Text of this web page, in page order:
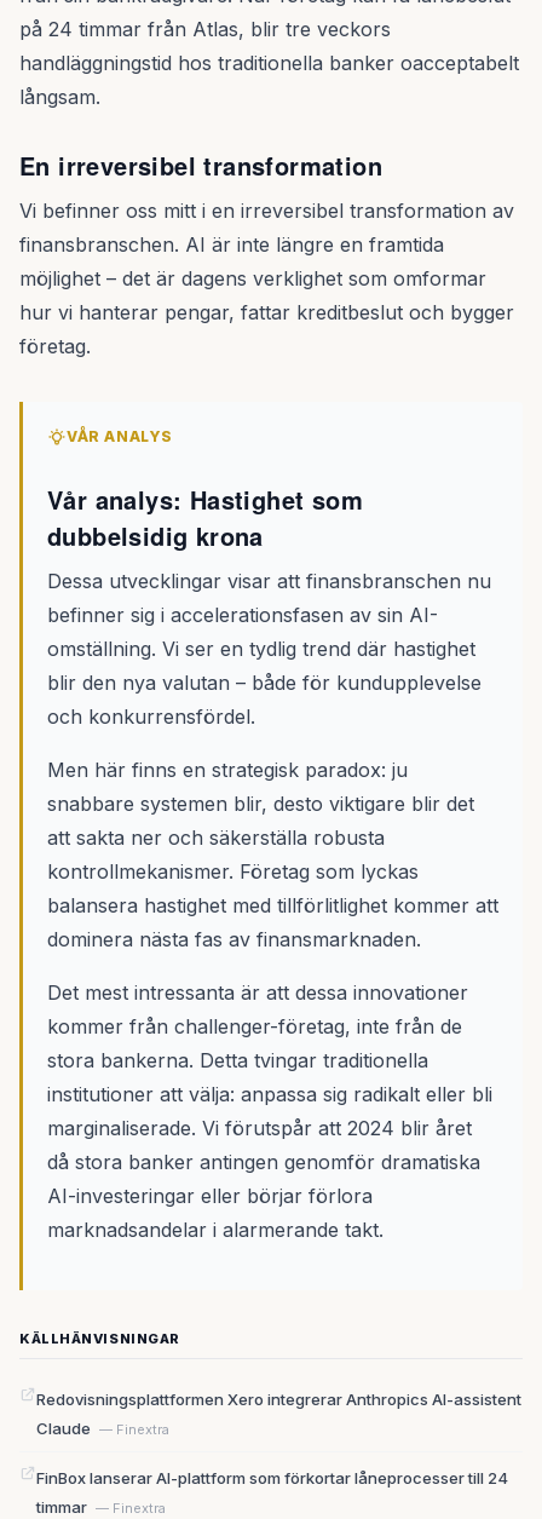
på 24 timmar från Atlas, blir tre veckors
handläggningstid hos traditionella banker oacceptabelt
långsam.
En irreversibel transformation
Vi befinner oss mitt i en irreversibel transformation av
finansbranschen. AI är inte längre en framtida
möjlighet – det är dagens verklighet som omformar
hur vi hanterar pengar, fattar kreditbeslut och bygger
företag.
VÅR ANALYS
Vår analys: Hastighet som
dubbelsidig krona
Dessa utvecklingar visar att finansbranschen nu
befinner sig i accelerationsfasen av sin AI-
omställning. Vi ser en tydlig trend där hastighet
blir den nya valutan – både för kundupplevelse
och konkurrensfördel.
Men här finns en strategisk paradox: ju
snabbare systemen blir, desto viktigare blir det
att sakta ner och säkerställa robusta
kontrollmekanismer. Företag som lyckas
balansera hastighet med tillförlitlighet kommer att
dominera nästa fas av finansmarknaden.
Det mest intressanta är att dessa innovationer
kommer från challenger-företag, inte från de
stora bankerna. Detta tvingar traditionella
institutioner att välja: anpassa sig radikalt eller bli
marginaliserade. Vi förutspår att 2024 blir året
då stora banker antingen genomför dramatiska
AI-investeringar eller börjar förlora
marknadsandelar i alarmerande takt.
KÄLLHÄNVISNINGAR
Redovisningsplattformen Xero integrerar Anthropics AI-assistent
Claude — Finextra
FinBox lanserar AI-plattform som förkortar låneprocesser till 24
timmar — Finextra